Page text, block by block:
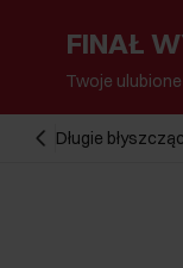
FINAŁ
Twoje
Długie